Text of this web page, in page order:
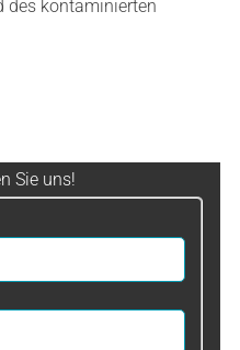
des kontaminierten
Sie uns!